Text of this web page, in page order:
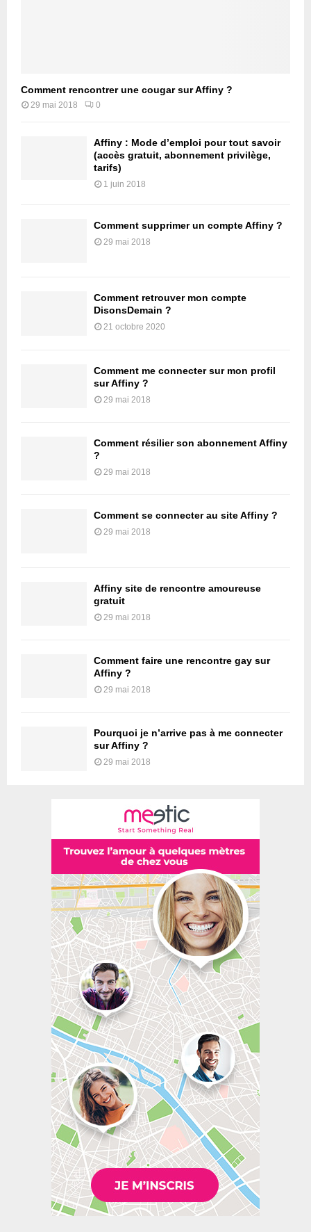
Comment rencontrer une cougar sur Affiny ?
29 mai 2018 0
Affiny : Mode d’emploi pour tout savoir
(accès gratuit, abonnement privilège,
tarifs)
1 juin 2018
Comment supprimer un compte Affiny ?
29 mai 2018
Comment retrouver mon compte
DisonsDemain ?
21 octobre 2020
Comment me connecter sur mon profil
sur Affiny ?
29 mai 2018
Comment résilier son abonnement Affiny
?
29 mai 2018
Comment se connecter au site Affiny ?
29 mai 2018
Affiny site de rencontre amoureuse
gratuit
29 mai 2018
Comment faire une rencontre gay sur
Affiny ?
29 mai 2018
Pourquoi je n’arrive pas à me connecter
sur Affiny ?
29 mai 2018